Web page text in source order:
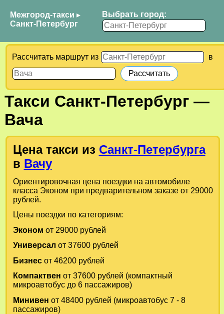
Межгород-такси ▸
Санкт-Петербург
Выбрать город:
Рассчитать маршрут из в
Такси Санкт-Петербург—
Вача
Цена такси из Санкт-Петербурга
в Вачу
Ориентировочная цена поездки на автомобиле
класса Эконом при предварительном заказе от 29000
рублей.
Цены поездки по категориям:
Эконом от 29000 рублей
Универсал от 37600 рублей
Бизнесот 46200 рублей
Компактвен от 37600 рублей (компактный
микроавтобус до 6 пассажиров)
Минивен от 48400 рублей (микроавтобус 7 - 8
пассажиров)